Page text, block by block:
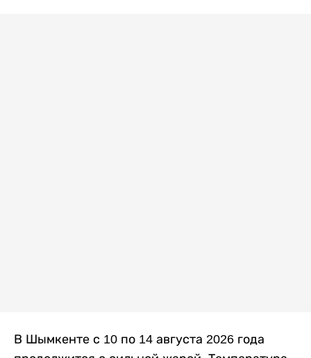
В Шымкенте с 10 по 14 августа 2026 года